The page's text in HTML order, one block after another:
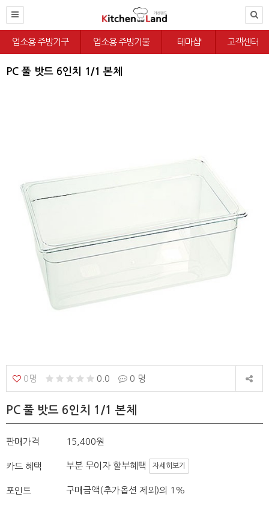
업소용 주방기구 업소용 주방기물 테마샵 고객센터
PC 풀 밧드 6인치 1/1 본체
0명 0.0 0 명
PC 풀 밧드 6인치 1/1 본체
판매가격 15,400원
카드 혜택 부분 무이자 할부혜택 자세히보기
포인트 구매금액(추가옵션 제외)의 1%